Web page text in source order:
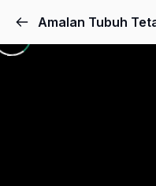
Amalan Tubuh